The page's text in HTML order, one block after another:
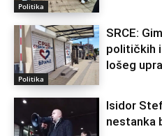
Politika
Politika
SRCE:
političkih
lošeg
Isidor
nestanka